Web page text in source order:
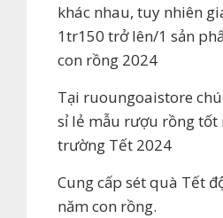
khác nhau, tuy nhiên
1tr150 trở lên/1 sản
con rồng 2024
Tại ruoungoaistore
sỉ lẻ mẫu rượu rồng tốt
trường Tết 2024
Cung cấp sét quà Tết
năm con rồng.